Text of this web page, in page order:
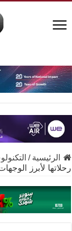
الرئيسية /
رحلاتها لأبرز